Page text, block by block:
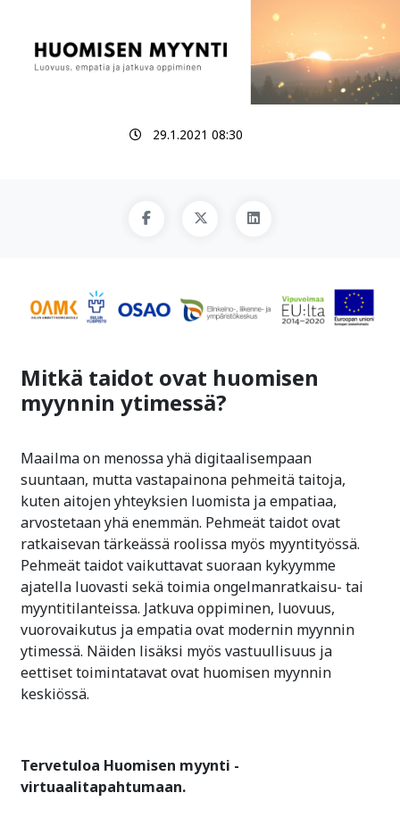
29.1.2021 08:30
Mitkä taidot ovat huomisen
myynnin ytimessä?
Maailma on menossa yhä digitaalisempaan
suuntaan, mutta vastapainona pehmeitä taitoja,
kuten aitojen yhteyksien luomista ja empatiaa,
arvostetaan yhä enemmän. Pehmeät taidot ovat
ratkaisevan tärkeässä roolissa myös myyntityössä.
Pehmeät taidot vaikuttavat suoraan kykyymme
ajatella luovasti sekä toimia ongelmanratkaisu- tai
myyntitilanteissa. Jatkuva oppiminen, luovuus,
vuorovaikutus ja empatia ovat modernin myynnin
ytimessä. Näiden lisäksi myös vastuullisuus ja
eettiset toimintatavat ovat huomisen myynnin
keskiössä.
Tervetuloa Huomisen myynti -
virtuaalitapahtumaan.